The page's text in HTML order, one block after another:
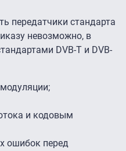
передатчики стандарта
невозможно, в
DVB-Т и DVB-
и кодовым
ошибок перед